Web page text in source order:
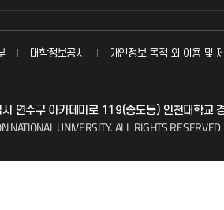
묻고 답하기
자주 묻는 질문(FAQ)
대학정보공시 개인정보 목적 외 이용 및
연수구 아카데미로 119(송도동) 인천대학교
NATIONAL UNIVERSITY.ALL RIGHTS RESERVED.